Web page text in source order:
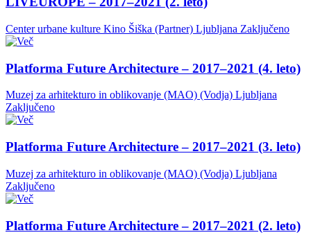
Center urbane kulture Kino Šiška (Partner) Ljubljana Zaključeno
Platforma Future Architecture – 2017–2021 (4. leto)
Muzej za arhitekturo in oblikovanje (MAO) (Vodja) Ljubljana
Zaključeno
Platforma Future Architecture – 2017–2021 (3. leto)
Muzej za arhitekturo in oblikovanje (MAO) (Vodja) Ljubljana
Zaključeno
Platforma Future Architecture – 2017–2021 (2. leto)